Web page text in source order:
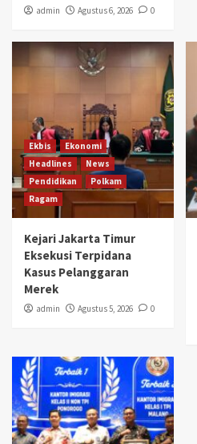
admin Agustus 6, 2026 0
Ekbis
Ekonomi
Headlines
News
Pendidikan
Polkam
Ragam
Kejari Jakarta Timur
Eksekusi Terpidana
Kasus Pelanggaran
Merek
admin Agustus 5, 2026 0